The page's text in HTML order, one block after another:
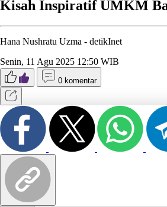
Kisah Inspiratif UMKM
Hana Nushratu Uzma - detikInet
Senin, 11 Agu 2025 12:50 WIB
0 komentar